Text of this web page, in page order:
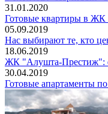
31.01.2020
Готовые квартиры в ЖК
05.09.2019
Нас выбирают те, кто
18.06.2019
ЖК "Алушта-Престиж":
30.04.2019
Готовые апартаменты